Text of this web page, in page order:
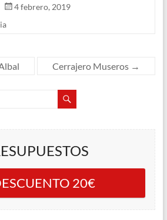
4 febrero, 2019
Cerrajero Museros →
20€